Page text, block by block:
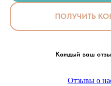
ПОЛУЧИТЬ
Каждый ваш
Отзывы о